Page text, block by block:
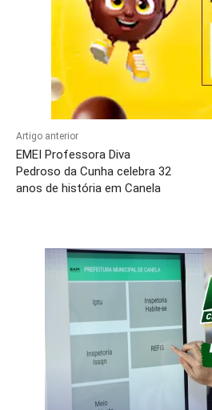
Artigo anterior
EMEI Professora Diva
Pedroso da Cunha celebra 32
anos de história em Canela